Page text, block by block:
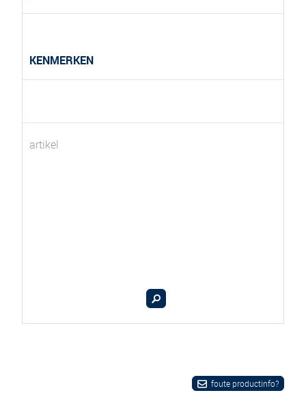
KENMERKEN
artikel
foute productinfo?